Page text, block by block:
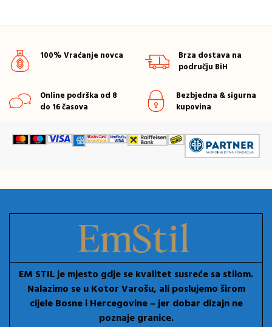
100% Vraćanje novca
Brza dostava na
području BiH
Online podrška od 8
do 16 časova
Bezbjedna & sigurna
kupovina
EM STIL je mjesto gdje se kvalitet susreće sa stilom.
Nalazimo se u Kotor Varošu, ali poslujemo širom
cijele Bosne i Hercegovine – jer dobar dizajn ne
poznaje granice.